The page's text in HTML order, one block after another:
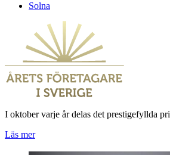
Solna
I oktober varje år delas det prestigefyllda
Läs mer